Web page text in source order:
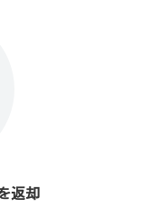
返却